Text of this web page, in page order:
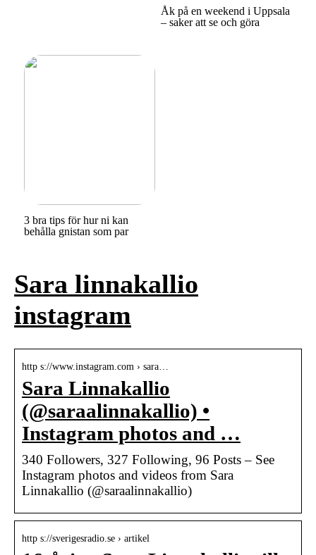
Åk på en weekend i Uppsala
– saker att se och göra
3 bra tips för hur ni kan
behålla gnistan som par
Sara linnakallio
instagram
http s://www.instagram.com › sara…
Sara Linnakallio
(@saraalinnakallio) •
Instagram photos and …
340 Followers, 327 Following, 96 Posts – See
Instagram photos and videos from Sara
Linnakallio (@saraalinnakallio)
http s://sverigesradio.se › artikel